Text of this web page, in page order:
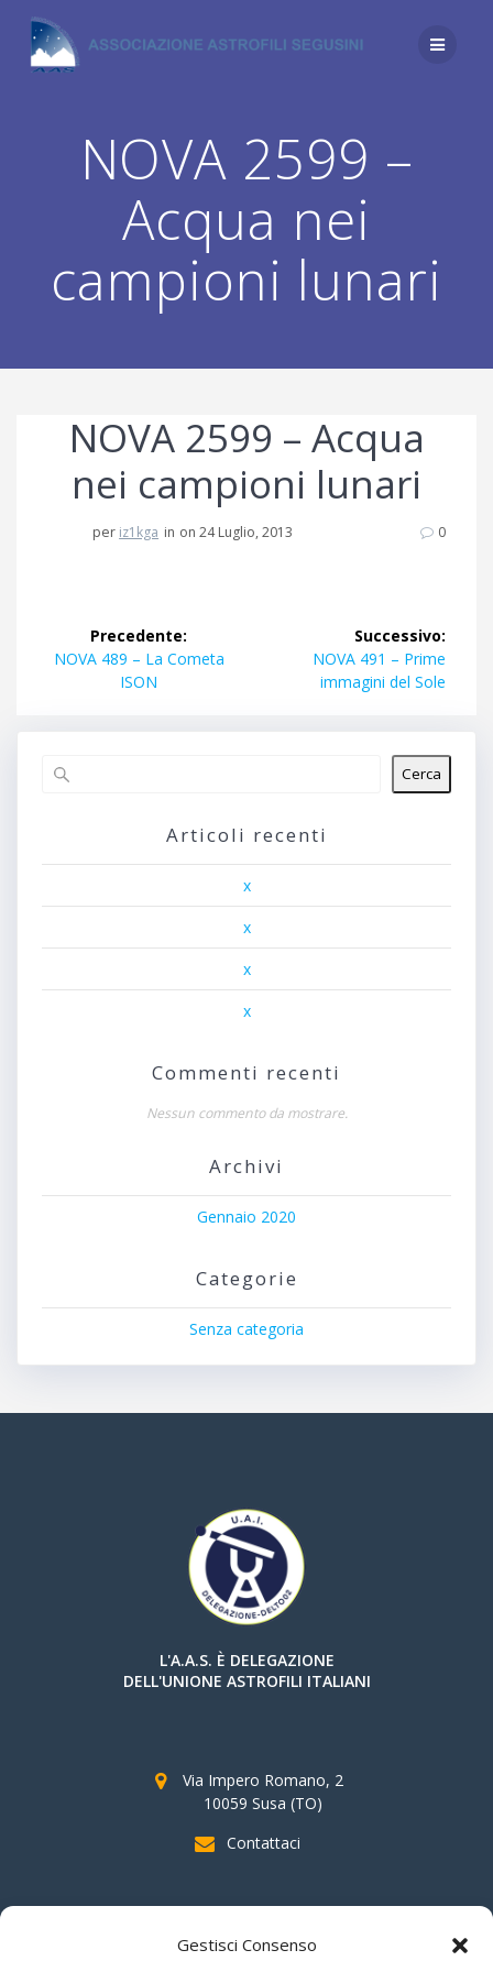
Gestisci Consenso
contenuto
NOVA 2599 –
Acqua nei
campioni lunari
NOVA 2599 – Acqua
nei campioni lunari
per iz1kga in on 24 Luglio, 2013 0
Navigazione
articoli
Precedente:
Articolo
precedente:
NOVA 489 – La Cometa
ISON
Successivo:
Articolo
successivo:
NOVA 491 – Prime
immagini del Sole
Cerca
Articoli recenti
x
x
x
x
Commenti recenti
Nessun commento da mostrare.
Archivi
Gennaio 2020
Categorie
Senza categoria
L'A.A.S. È DELEGAZIONE
DELL'UNIONE ASTROFILI ITALIANI
Via Impero Romano, 2
10059 Susa (TO)
Contattaci
SOSTIENI AAS